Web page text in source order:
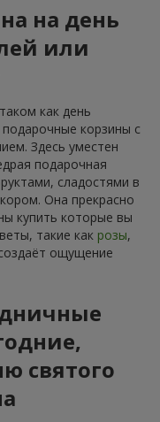
на день
или
как день
корзины с
Здесь уместен
подарочная
сладостями в
Она прекрасно
купить которые вы
такие как розы,
ощущение
святого